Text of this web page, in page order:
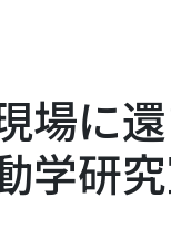
場に
学研